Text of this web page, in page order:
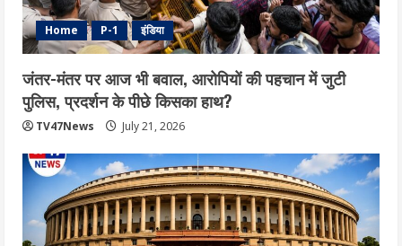
Home P-1 इंडिया
जंतर-मंतर पर आज भी बवाल, आरोपियों की पहचान में जुटी
पुलिस, प्रदर्शन के पीछे किसका हाथ?
TV47News July 21, 2026